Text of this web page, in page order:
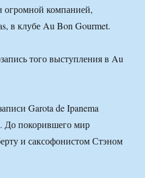
огромной компанией,
в клубе Au Bon Gourmet.
того выступления в Au
Garota de Ipanema
До покорившего мир
и саксофонистом Стэном